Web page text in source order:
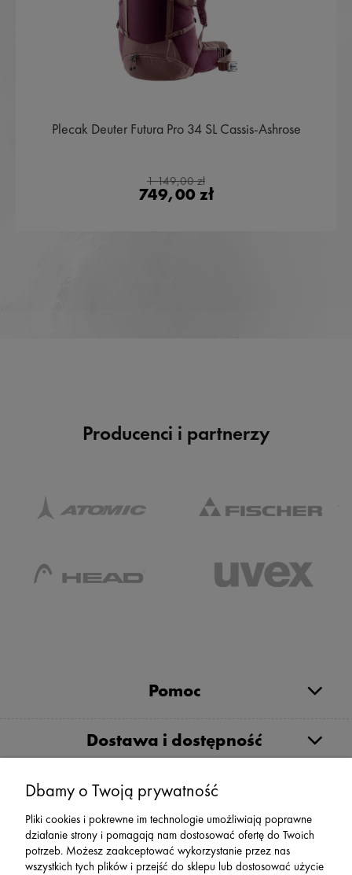
Plecak Deuter Futura Pro 34 SL Cassis-Ashrose
1 149,00 zł
749,00 zł
Producenci i partnerzy
Pomoc
Dostawa i dostępność
Moje konto
Serwis
Dbamy o Twoją prywatność
Pliki cookies i pokrewne im technologie umożliwiają poprawne
działanie strony i pomagają nam dostosować ofertę do Twoich
potrzeb. Możesz zaakceptować wykorzystanie przez nas
wszystkich tych plików i przejść do sklepu lub dostosować użycie